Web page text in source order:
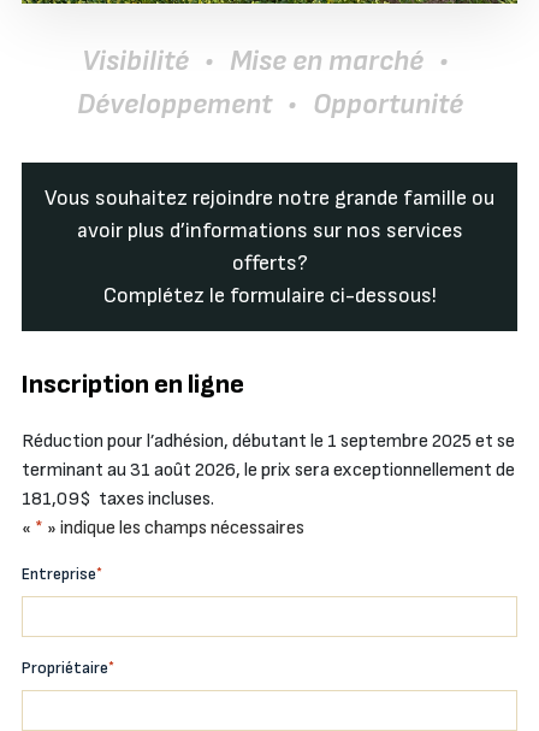
Visibilité • Mise en marché •
Développement • Opportunité
Vous souhaitez rejoindre notre grande famille ou
avoir plus d’informations sur nos services
offerts?
Complétez le formulaire ci-dessous!
Inscription en ligne
Réduction pour l’adhésion, débutant le 1 septembre 2025 et se
terminant au 31 août 2026, le prix sera exceptionnellement de
181,09$ taxes incluses.
« * » indique les champs nécessaires
Entreprise*
Propriétaire*